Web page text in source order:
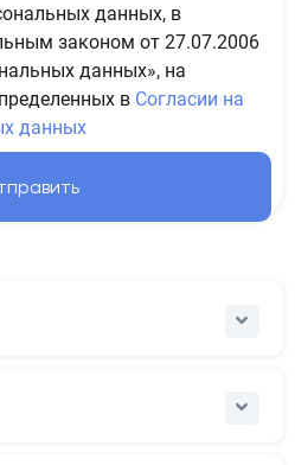
данных, в
законом от 27.07.2006
данных», на
в Согласии на
данных